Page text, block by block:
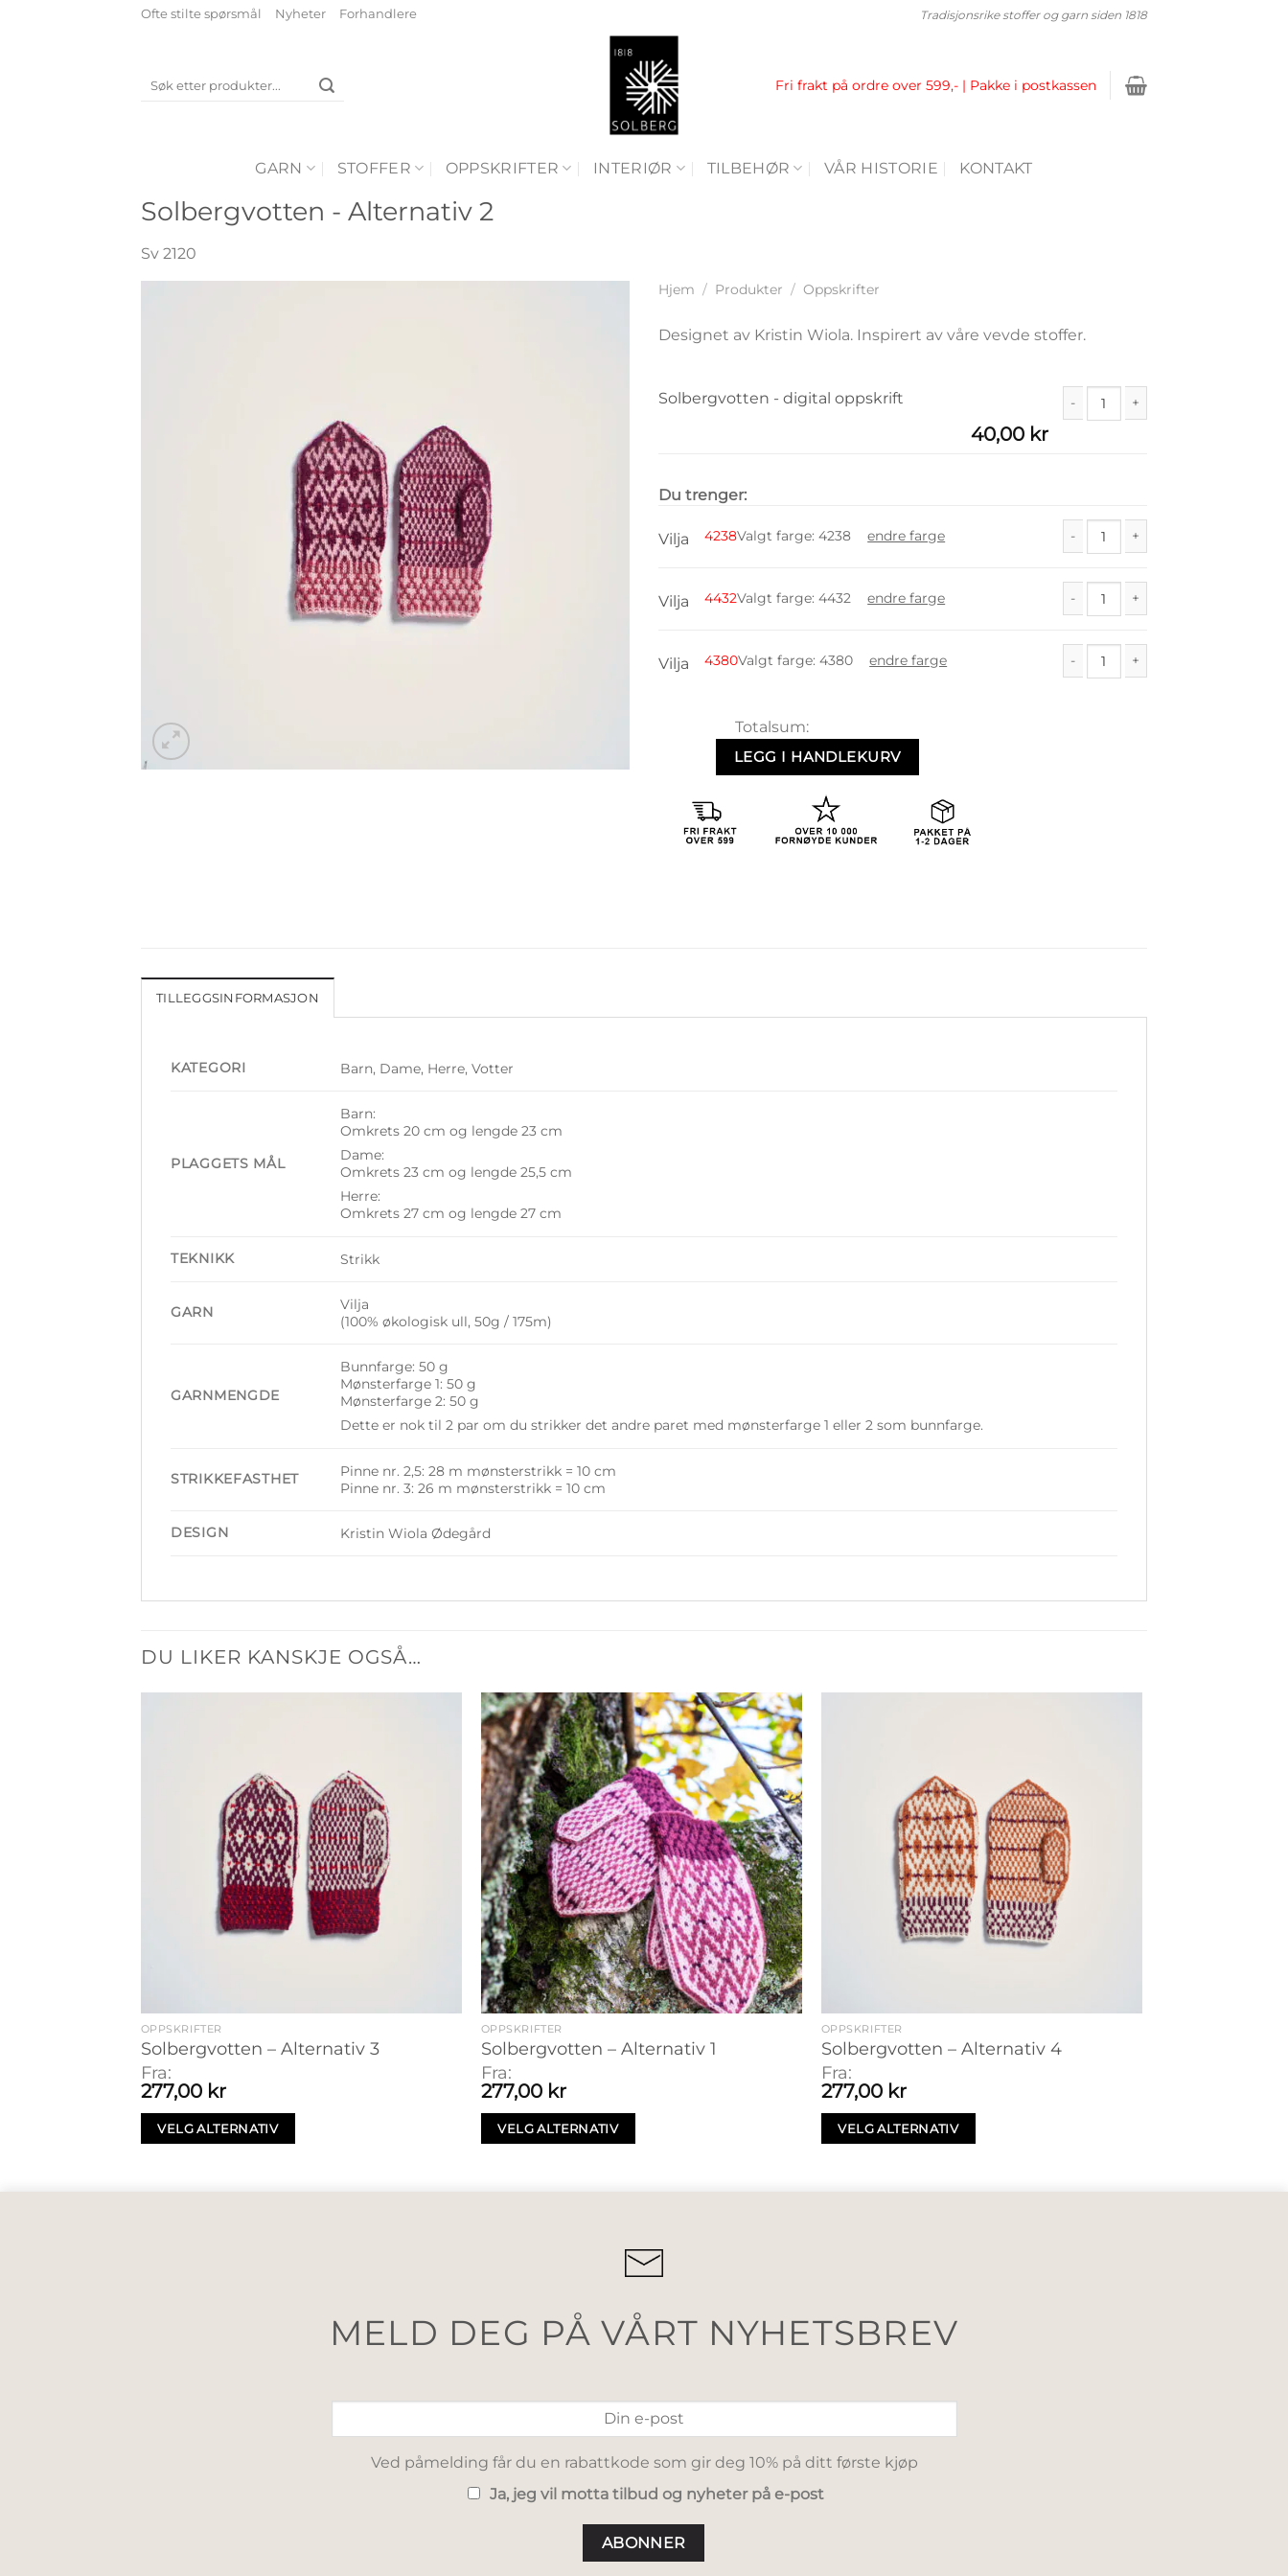
Ofte stilte spørsmål Nyheter Forhandlere Tradisjonsrike stoffer og garn siden 1818
etter:
Fri frakt på ordre over 599,- | Pakke i postkassen
GARN STOFFER OPPSKRIFTER INTERIØR TILBEHØR VÅR HISTORIE KONTAKT
Solbergvotten - Alternativ 2
Sv 2120
Hjem / Produkter / Oppskrifter
Designet av Kristin Wiola. Inspirert av våre vevde stoffer.
Solbergvotten - digital oppskrift
40,00 kr
Du trenger:
Vilja 4238Valgt farge:4238 endre farge
Vilja 4432Valgt farge:4432 endre farge
Vilja 4380Valgt farge:4380 endre farge
Totalsum:
LEGG I HANDLEKURV
TILLEGGSINFORMASJON
KATEGORI Barn, Dame, Herre, Votter
PLAGGETS MÅL
Barn:
Omkrets 20 cm og lengde 23 cm
Dame:
Omkrets 23 cm og lengde 25,5 cm
Herre:
Omkrets 27 cm og lengde 27 cm
TEKNIKK Strikk
GARN
Vilja
(100% økologisk ull, 50g / 175m)
GARNMENGDE
Bunnfarge: 50 g
Mønsterfarge 1: 50 g
Mønsterfarge 2: 50 g
Dette er nok til 2 par om du strikker det andre paret med mønsterfarge 1 eller 2 som bunnfarge.
STRIKKEFASTHET
Pinne nr. 2,5: 28 m mønsterstrikk = 10 cm
Pinne nr. 3: 26 m mønsterstrikk = 10 cm
DESIGN Kristin Wiola Ødegård
DU LIKER KANSKJE OGSÅ…
OPPSKRIFTER
Solbergvotten – Alternativ 3
Fra:
277,00 kr
VELG ALTERNATIV
OPPSKRIFTER
Solbergvotten – Alternativ 1
Fra:
277,00 kr
VELG ALTERNATIV
OPPSKRIFTER
Solbergvotten – Alternativ 4
Fra:
277,00 kr
VELG ALTERNATIV
MELD DEG PÅ VÅRT NYHETSBREV
Ved påmelding får du en rabattkode som gir deg 10% på ditt første kjøp
Ja, jeg vil motta tilbud og nyheter på e-post